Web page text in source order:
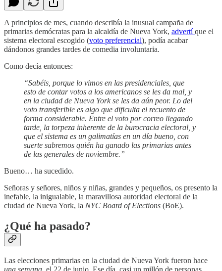
A principios de mes, cuando describía la inusual campaña de
primarias demócratas para la alcaldía de Nueva York, advertíque el
sistema electoral escogido (voto preferencial), podía acabar
dándonos grandes tardes de comedia involuntaria.
Como decía entonces:
“Sabéis, porque lo vimos en las presidenciales, que
esto de contar votos a los americanos se les da mal, y
en la ciudad de Nueva York se les da aún peor. Lo del
voto transferible es algo que dificulta el recuento de
forma considerable. Entre el voto por correo llegando
tarde, la torpeza inherente de la burocracia electoral, y
que el sistema es un galimatías en un día bueno, con
suerte sabremos quién ha ganado las primarias antes
de las generales de noviembre.”
Bueno… ha sucedido.
Señoras y señores, niños y niñas, grandes y pequeños, os presento la
inefable, la inigualable, la maravillosa autoridad electoral de la
ciudad de Nueva York, la NYC Board of Elections (BoE).
¿Qué ha pasado?
Las elecciones primarias en la ciudad de Nueva York fueron hace